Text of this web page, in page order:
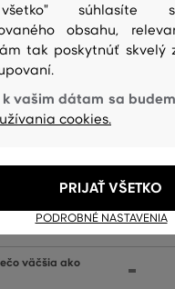
Recenzie
VYBRANÁ VEĽKOSŤ
menšia ako
veľkosti, ktorú
väčšia ako
súhlasíte
obsahu,
tak poskytnúť skvelý
k vašim dátam sa
cookies.
PODROBNÉ NASTAVENIA
PRIJAŤ VŠETKO